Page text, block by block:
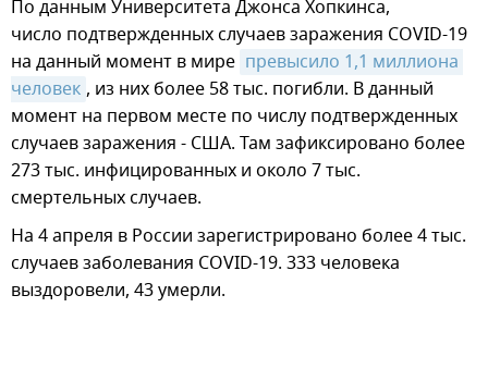
По данным Университета Джонса Хопкинса,
число подтвержденных случаев заражения COVID-19
на данный момент в мире превысило 1,1 миллиона
человек , из них более 58 тыс. погибли. В данный
момент на первом месте по числу подтвержденных
случаев заражения - США. Там зафиксировано более
273 тыс. инфицированных и около 7 тыс.
смертельных случаев.
На 4 апреля в России зарегистрировано более 4 тыс.
случаев заболевания COVID-19. 333 человека
выздоровели, 43 умерли.